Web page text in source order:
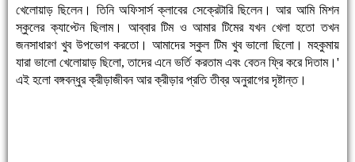
খেলোয়াড় ছিলেন। তিনি অফিসার্স ক্লাবের সেক্রেটারি ছিলেন। আর আমি মিশন
স্কুলের ক্যাপ্টেন ছিলাম। আব্বার টিম ও আমার টিমের যখন খেলা হতো তখন
জনসাধারণ খুব উপভোগ করতো। আমাদের স্কুল টিম খুব ভালো ছিলো। মহকুমায়
যারা ভালো খেলোয়াড় ছিলো, তাদের এনে ভর্তি করতাম এবং বেতন ফ্রি করে দিতাম।'
এই হলো বঙ্গবন্ধুর ক্রীড়াজীবন আর ক্রীড়ার প্রতি তীব্র অনুরাগের দৃষ্টান্ত।